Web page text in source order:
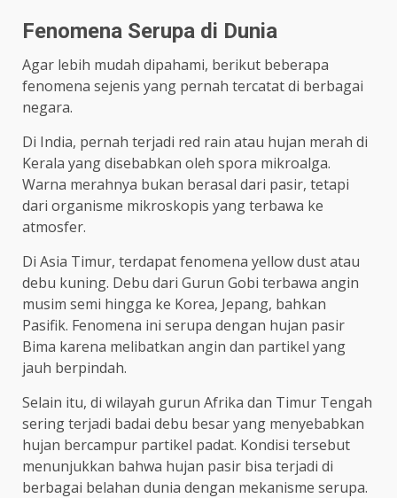
Fenomena Serupa di Dunia
Agar lebih mudah dipahami, berikut beberapa
fenomena sejenis yang pernah tercatat di berbagai
negara.
Di India, pernah terjadi red rain atau hujan merah di
Kerala yang disebabkan oleh spora mikroalga.
Warna merahnya bukan berasal dari pasir, tetapi
dari organisme mikroskopis yang terbawa ke
atmosfer.
Di Asia Timur, terdapat fenomena yellow dust atau
debu kuning. Debu dari Gurun Gobi terbawa angin
musim semi hingga ke Korea, Jepang, bahkan
Pasifik. Fenomena ini serupa dengan hujan pasir
Bima karena melibatkan angin dan partikel yang
jauh berpindah.
Selain itu, di wilayah gurun Afrika dan Timur Tengah
sering terjadi badai debu besar yang menyebabkan
hujan bercampur partikel padat. Kondisi tersebut
menunjukkan bahwa hujan pasir bisa terjadi di
berbagai belahan dunia dengan mekanisme serupa.